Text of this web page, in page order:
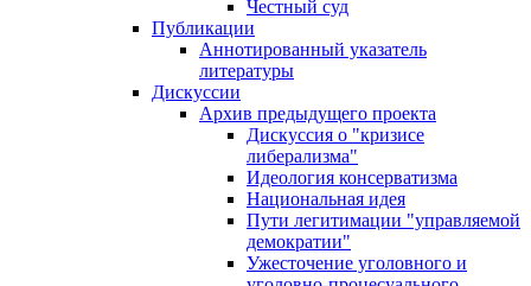
Честный суд
Публикации
Аннотированный указатель
литературы
Дискуссии
Архив предыдущего проекта
Дискуссия о "кризисе
либерализма"
Идеология консерватизма
Национальная идея
Пути легитимации "управляемой
демократии"
Ужесточение уголовного и